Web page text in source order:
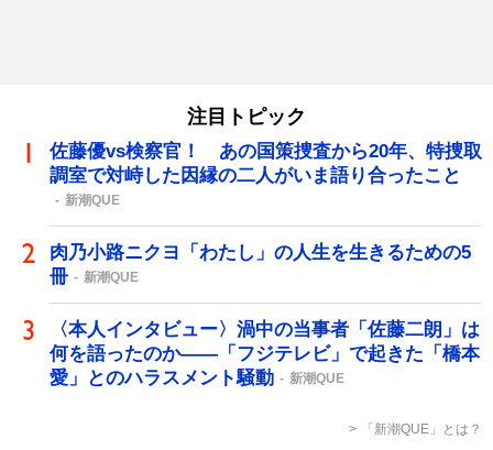
注目トピック
佐藤優vs検察官！ あの国策捜査から20年、特捜取
調室で対峙した因縁の二人がいま語り合ったこと
新潮QUE
肉乃小路ニクヨ「わたし」の人生を生きるための5
冊
新潮QUE
〈本人インタビュー〉渦中の当事者「佐藤二朗」は
何を語ったのか――「フジテレビ」で起きた「橋本
愛」とのハラスメント騒動
新潮QUE
「新潮QUE」とは？